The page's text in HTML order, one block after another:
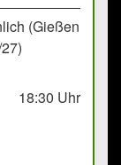
(Gießen
18:30 Uhr